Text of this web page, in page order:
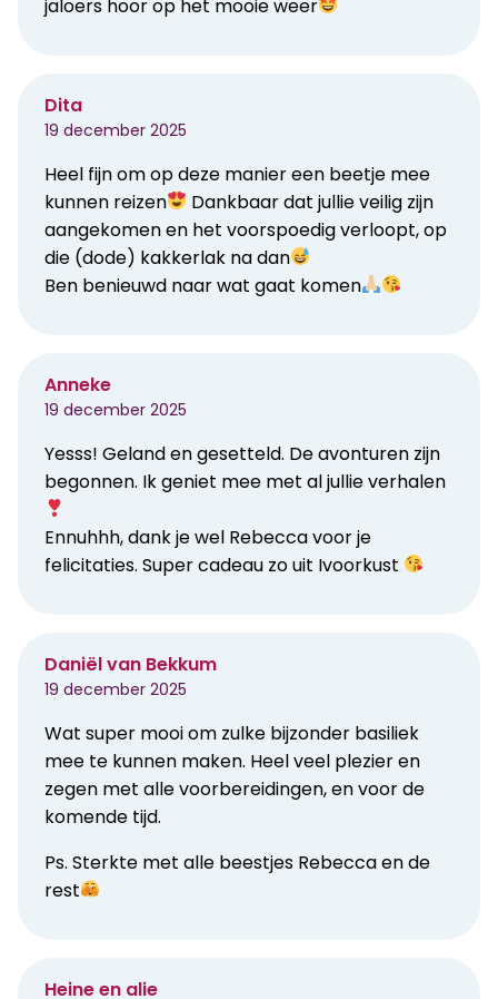
jaloers hoor op het mooie weer
Dita
19 december 2025
Heel fijn om op deze manier een beetje mee
kunnen reizen
Dankbaar dat jullie veilig zijn
aangekomen en het voorspoedig verloopt, op
die (dode) kakkerlak na dan
Ben benieuwd naar wat gaat komen
Anneke
19 december 2025
Yesss! Geland en gesetteld. De avonturen zijn
begonnen. Ik geniet mee met al jullie verhalen
Ennuhhh, dank je wel Rebecca voor je
felicitaties. Super cadeau zo uit Ivoorkust
Daniël van Bekkum
19 december 2025
Wat super mooi om zulke bijzonder basiliek
mee te kunnen maken. Heel veel plezier en
zegen met alle voorbereidingen, en voor de
komende tijd.
Ps. Sterkte met alle beestjes Rebecca en de
rest
Heine en alie